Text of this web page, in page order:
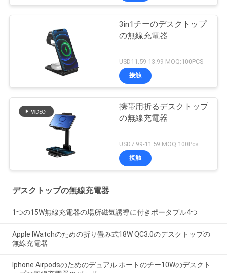
3in1チーのデスクトップ
の無線充電器
USD11.59-13.99 MOQ:100PCS
接触
携帯用折るデスクトップ
の無線充電器
USD7.99-11.59 MOQ:100Pcs
接触
デスクトップの無線充電器
1つの15W無線充電器の場所磁気誘導に付きポータブル4つ
Apple IWatchのための折り畳み式18W QC3.0のデスクトップの
無線充電器
Iphone Airpodsのためのデュアル ポートのチー10Wのデスクト